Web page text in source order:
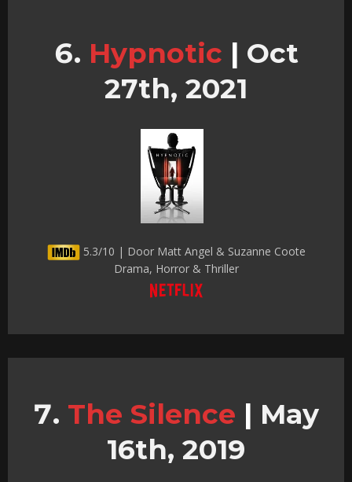
Hypnotic | Oct
27th, 2021
5.3/10 | Door Matt Angel & Suzanne Coote
Drama, Horror & Thriller
The Silence | May
16th, 2019